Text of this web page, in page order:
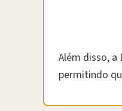
Além disso, a
permitindo